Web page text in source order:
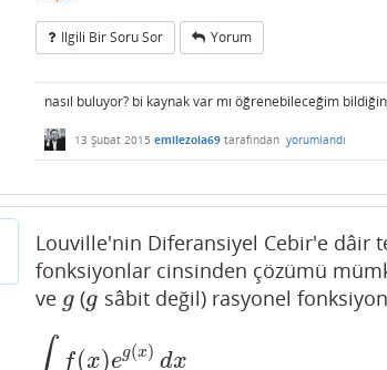
Ilgili Bir Soru Sor Yorum
nasıl buluyor? bi kaynak var mı öğrenebileceğim
13 Şubat 2015 emilezola69 tarafından yorumlandı
Louville'nin Diferansiyel Cebir'e dâir
fonksiyonlar cinsinden çözümü
ve g
g (g
g sâbit değil) rasyonel
f(x)eg(x) dx
∫f(x)eg(x)dx